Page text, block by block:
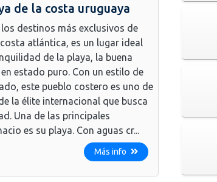
de la costa uruguaya
destinos más exclusivos de
atlántica, es un lugar ideal
de la playa, la buena
estado puro. Con un estilo de
este pueblo costero es uno de
la élite internacional que busca
Una de las principales
es su playa. Con aguas cr...
Más info